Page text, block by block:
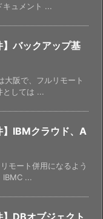
キュメント ...
】バックアップ基
大阪で、フルリモート
としては ...
】IBMクラウド、A
モート併用になるよう
IBMC ...
】DBオブジェクト